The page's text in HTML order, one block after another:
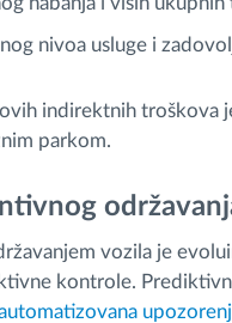
nivoa usluge i
ovih indirektnih troškova
parkom.
vozila je
kontrole.